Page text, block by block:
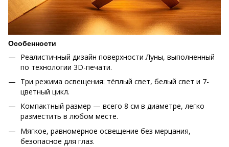
Особенности
Реалистичный дизайн поверхности Луны, выполненный
по технологии 3D-печати.
Три режима освещения: тёплый свет, белый свет и 7-
цветный цикл.
Компактный размер — всего 8 см в диаметре, легко
разместить в любом месте.
Мягкое, равномерное освещение без мерцания,
безопасное для глаз.